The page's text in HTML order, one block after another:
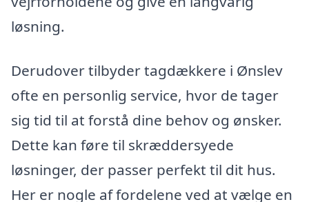
løsning.
Derudover tilbyder tagdækkere i Ønslev
ofte en personlig service, hvor de tager
sig tid til at forstå dine behov og ønsker.
Dette kan føre til skræddersyede
løsninger, der passer perfekt til dit hus.
Her er nogle af fordelene ved at vælge en